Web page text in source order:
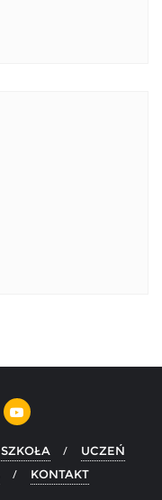
SZKOŁA
UCZEŃ
KONTAKT